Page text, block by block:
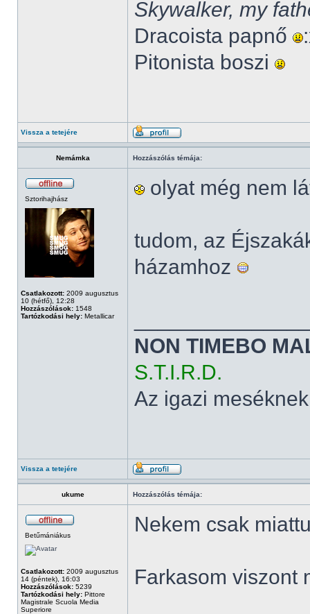
Skywalker, my
Dracoista papnő
Pitonista boszi
Vissza a tetejére
Nemámka Hozzászólás témája:
Sztorihajhász
Csatlakozott: 2009 augusztus
10 (hétfő), 12:28
Hozzászólások: 1548
Tartózkodási hely: Metallicar
olyat még nem
tudom, az
házamhoz
NON TIMEBO
S.T.I.R.D.
Az igazi
Vissza a tetejére
ukume Hozzászólás témája:
Betűmániákus
Csatlakozott: 2009 augusztus
14 (péntek), 16:03
Hozzászólások: 5239
Tartózkodási hely: Pittore
Magistrale Scuola Media
Superiore
Nekem csak
Farkasom viszont